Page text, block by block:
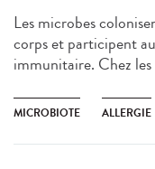
Les microbes
corps et participent
immunitaire. Chez
MICROBIOTE ALLERGIE